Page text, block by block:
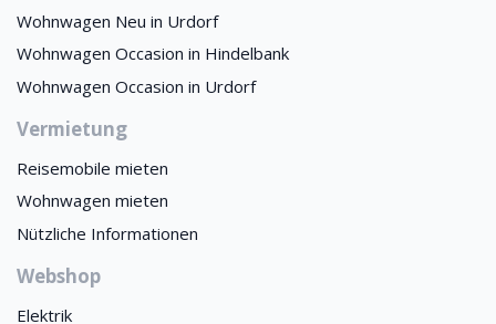
Wohnwagen Neu in Urdorf
Wohnwagen Occasion in Hindelbank
Wohnwagen Occasion in Urdorf
Vermietung
Reisemobile mieten
Wohnwagen mieten
Nützliche Informationen
Webshop
Elektrik